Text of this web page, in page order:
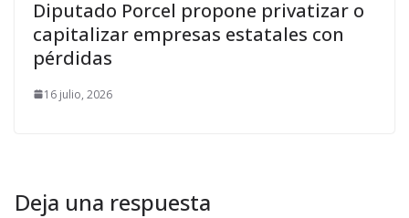
Diputado Porcel propone privatizar o
capitalizar empresas estatales con
pérdidas
16 julio, 2026
Deja una respuesta